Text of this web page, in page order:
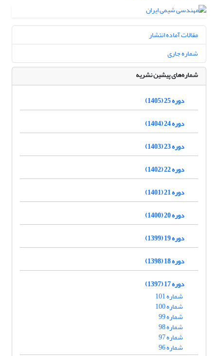
مقالات آماده انتشار
شماره جاری
شماره‌های پیشین نشریه
دوره 25 (1405)
دوره 24 (1404)
دوره 23 (1403)
دوره 22 (1402)
دوره 21 (1401)
دوره 20 (1400)
دوره 19 (1399)
دوره 18 (1398)
دوره 17 (1397)
شماره 101
شماره 100
شماره 99
شماره 98
شماره 97
شماره 96